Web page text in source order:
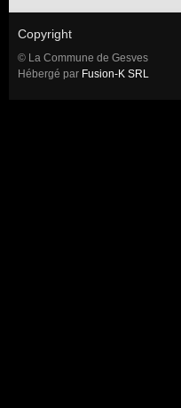
Copyright
© La Commune de Gesves
Hébergé par Fusion-K SRL